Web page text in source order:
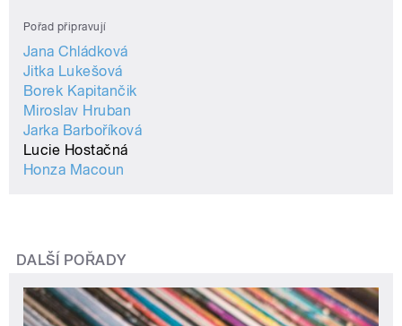
Pořad připravují
Jana Chládková
Jitka Lukešová
Borek Kapitančik
Miroslav Hruban
Jarka Barboříková
Lucie Hostačná
Honza Macoun
DALŠÍ POŘADY